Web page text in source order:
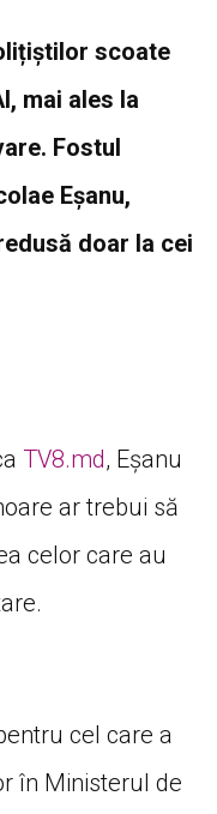
scoate
mai ales la
Fostul
Eșanu,
doar la cei
TV8.md, Eșanu
ar trebui să
celor care au
cel care a
în Ministerul de